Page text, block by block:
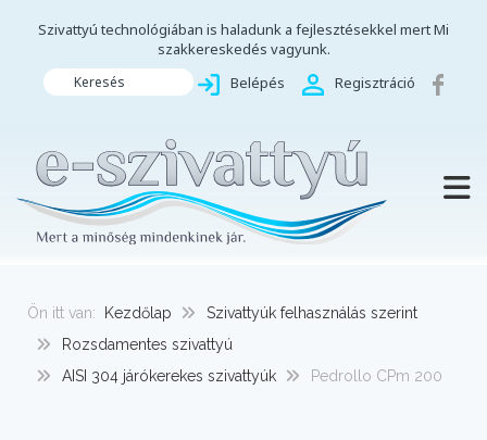
Szivattyú technológiában is haladunk a fejlesztésekkel mert Mi
szakkereskedés vagyunk.
Keresés Belépés Regisztráció
Ön itt van: Kezdőlap
Szivattyúk felhasználás szerint
Rozsdamentes szivattyú
AISI 304 járókerekes szivattyúk
Pedrollo CPm 200